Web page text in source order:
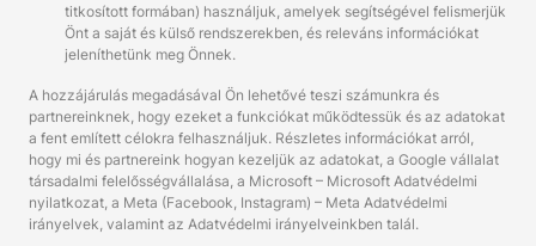
titkosított formában) használjuk, amelyek segítségével felismerjük
Önt a saját és külső rendszerekben, és releváns információkat
jeleníthetünk meg Önnek.
A hozzájárulás megadásával Ön lehetővé teszi számunkra és
partnereinknek, hogy ezeket a funkciókat működtessük és az adatokat
a fent említett célokra felhasználjuk. Részletes információkat arról,
hogy mi és partnereink hogyan kezeljük az adatokat, a Google vállalat
társadalmi felelősségvállalása, a Microsoft – Microsoft Adatvédelmi
nyilatkozat, a Meta (Facebook, Instagram) – Meta Adatvédelmi
irányelvek, valamint az Adatvédelmi irányelveinkben talál.